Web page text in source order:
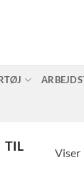
TIL
Viser